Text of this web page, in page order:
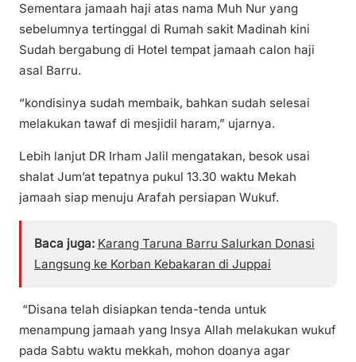
Sementara jamaah haji atas nama Muh Nur yang
sebelumnya tertinggal di Rumah sakit Madinah kini
Sudah bergabung di Hotel tempat jamaah calon haji
asal Barru.
“kondisinya sudah membaik, bahkan sudah selesai
melakukan tawaf di mesjidil haram,” ujarnya.
Lebih lanjut DR Irham Jalil mengatakan, besok usai
shalat Jum’at tepatnya pukul 13.30 waktu Mekah
jamaah siap menuju Arafah persiapan Wukuf.
Baca juga: Karang Taruna Barru Salurkan Donasi
Langsung ke Korban Kebakaran di Juppai
“Disana telah disiapkan tenda-tenda untuk
menampung jamaah yang Insya Allah melakukan wukuf
pada Sabtu waktu mekkah, mohon doanya agar